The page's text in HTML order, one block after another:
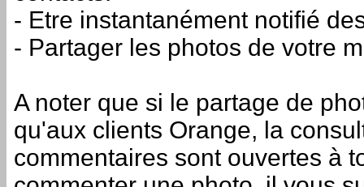
- Etre instantanément notifié
- Partager les photos de votre
A noter que si le partage de
qu'aux clients Orange, la
commentaires sont ouvertes à